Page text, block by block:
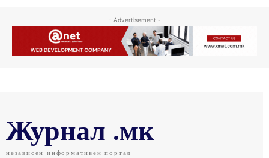
- Advertisement -
Журнал .мк
независен информативен портал